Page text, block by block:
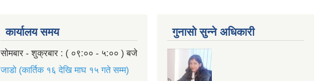
कार्यालय समय
सोमबार - शुक्रबार : ( ०९:०० - ५:०० ) बजे
जाडो (कार्तिक १६ देखि माघ १५ गते सम्म)
गुनासो सुन्ने अधिकारी